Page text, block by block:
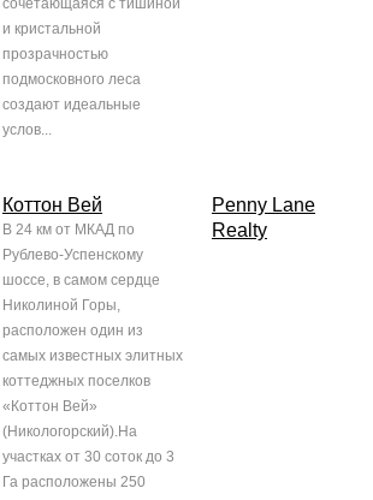
сочетающаяся с тишиной
и кристальной
прозрачностью
подмосковного леса
создают идеальные
услов...
Коттон Вей
В 24 км от МКАД по
Рублево-Успенскому
шоссе, в самом сердце
Николиной Горы,
расположен один из
самых известных элитных
коттеджных поселков
«Коттон Вей»
(Никологорский).На
участках от 30 соток до 3
Га расположены 250
Penny Lane
Realty